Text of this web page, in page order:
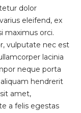
dolor
eleifend, ex
maximus orci.
vulputate nec est
lacinia
neque porta
hendrerit
amet,
a felis egestas